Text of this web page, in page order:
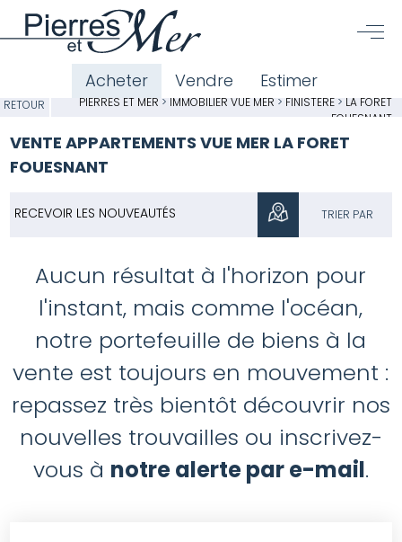
Acheter Vendre Estimer
RETOUR PIERRES ET MER > IMMOBILIER VUE MER > FINISTÈRE> LA FORET
FOUESNANT
VENTE APPARTEMENTS VUE MER LA FORET
FOUESNANT
TRIER PAR
RECEVOIR LES NOUVEAUTÉS
Aucun résultat à l'horizon pour
l'instant, mais comme l'océan,
notre portefeuille de biens à la
vente est toujours en mouvement :
repassez très bientôt découvrir nos
nouvelles trouvailles ou inscrivez-
vous à notre alerte par e-mail.